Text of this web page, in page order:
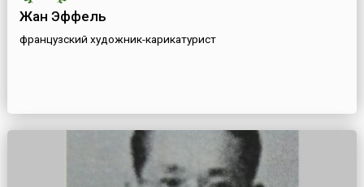
Жан Эффель
французский художник-карикатурист